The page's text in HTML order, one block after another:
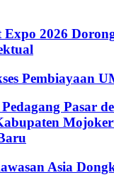
Expo 2026
Pembiayaan
Pasar
Asia